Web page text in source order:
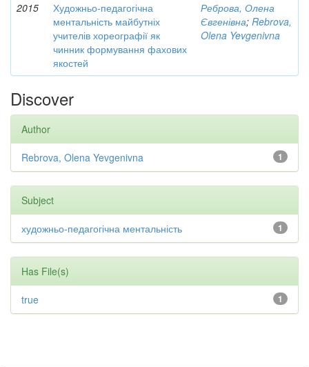
2015
Художньо-педагогічна
ментальність майбутніх
учителів хореографії як
чинник формування фахових
якостей
Реброва, Олена
Євгенівна; Rebrova,
Olena Yevgenivna
Discover
Author
1
Rebrova, Olena Yevgenivna
Subject
1
художньо-педагогічна ментальність
Has File(s)
1
true